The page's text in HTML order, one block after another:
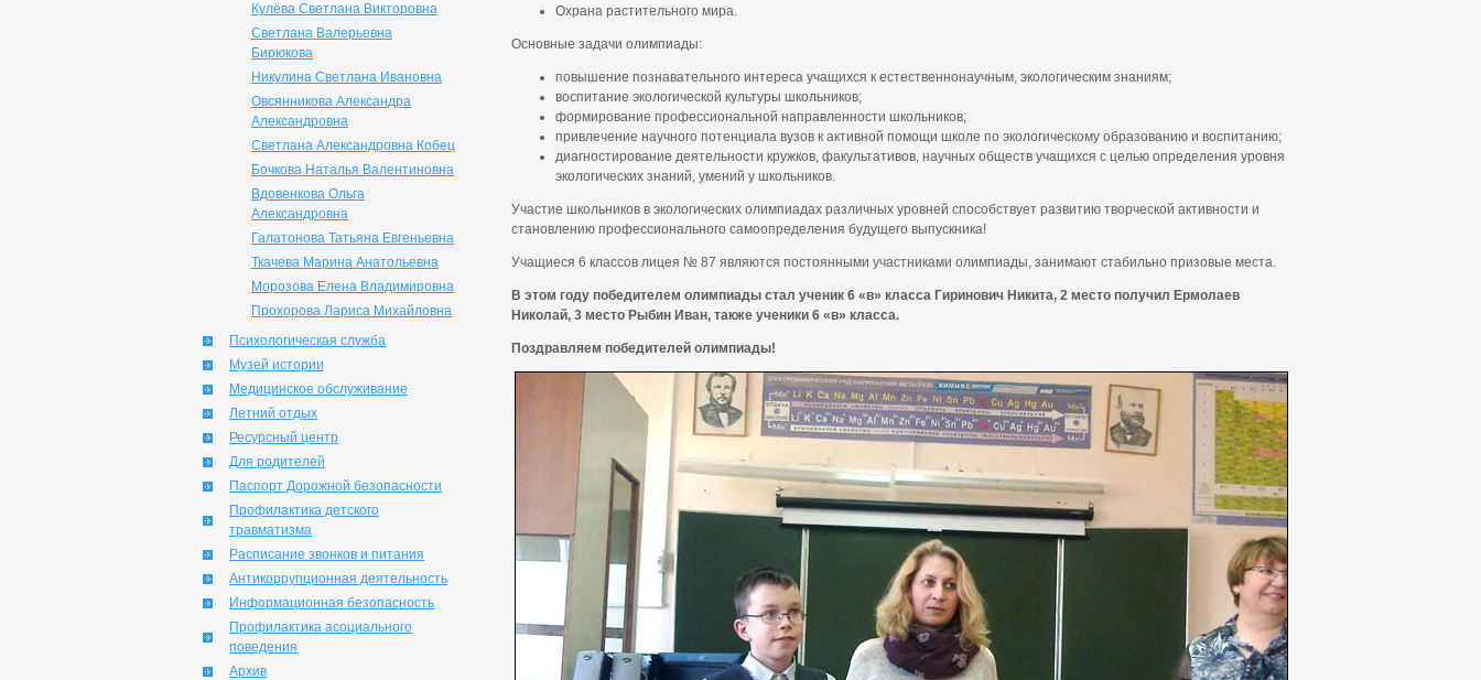
Кулёва Светлана Викторовна
Светлана Валерьевна
Бирюкова
Никулина Светлана Ивановна
Овсянникова Александра
Александровна
Светлана Александровна Кобец
Бочкова Наталья Валентиновна
Вдовенкова Ольга
Александровна
Галатонова Татьяна Евгеньевна
Ткачева Марина Анатольевна
Морозова Елена Владимировна
Прохорова Лариса Михайловна
Психологическая служба
Музей истории
Медицинское обслуживание
Летний отдых
Ресурсный центр
Для родителей
Паспорт Дорожной безопасности
Профилактика детского
травматизма
Расписание звонков и питания
Антикоррупционная деятельность
Информационная безопасность
Профилактика асоциального
поведения
Архив
Охрана растительного мира.
Основные задачи олимпиады:
повышение познавательного интереса учащихся к естественнонаучным, экологическим знаниям;
воспитание экологической культуры школьников;
формирование профессиональной направленности школьников;
привлечение научного потенциала вузов к активной помощи школе по экологическому образованию и воспитанию;
диагностирование деятельности кружков, факультативов, научных обществ учащихся с целью определения уровня
экологических знаний, умений у школьников.
Участие школьников в экологических олимпиадах различных уровней способствует развитию творческой активности и
становлению профессионального самоопределения будущего выпускника!
Учащиеся 6 классов лицея № 87 являются постоянными участниками олимпиады, занимают стабильно призовые места.
В этом году победителем олимпиады стал ученик 6 «в» класса Гиринович Никита, 2 место получил Ермолаев
Николай, 3 место Рыбин Иван, также ученики 6 «в» класса.
Поздравляем победителей олимпиады!